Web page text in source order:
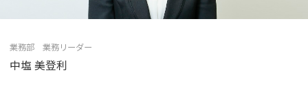
業務部 業務リーダー
中塩 美登利